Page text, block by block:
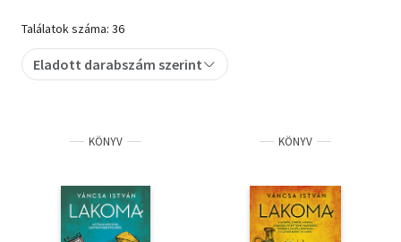
Művészet
Szakkönyv
Tankönyv, segédkönyv
Társadalomtudomány
Természettudomány
Találatok száma: 36
Eladott darabszám szerint
KÖNYV KÖNYV